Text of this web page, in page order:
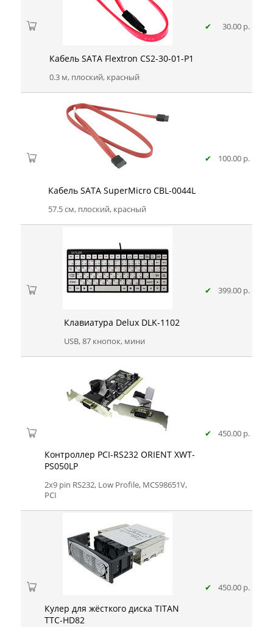
Кабель SATA Flextron CS2-30-01-P1
0.3 м, плоский, красный
✔ 30.00 р.
Кабель SATA SuperMicro CBL-0044L
57.5 см, плоский, красный
✔ 100.00 р.
Клавиатура Delux DLK-1102
USB, 87 кнопок, мини
✔ 399.00 р.
Контроллер PCI-RS232 ORIENT XWT-
PS050LP
2x9 pin RS232, Low Profile, MCS98651V,
PCI
✔ 450.00 р.
Кулер для жёсткого диска TITAN
TTC-HD82
✔ 450.00 р.